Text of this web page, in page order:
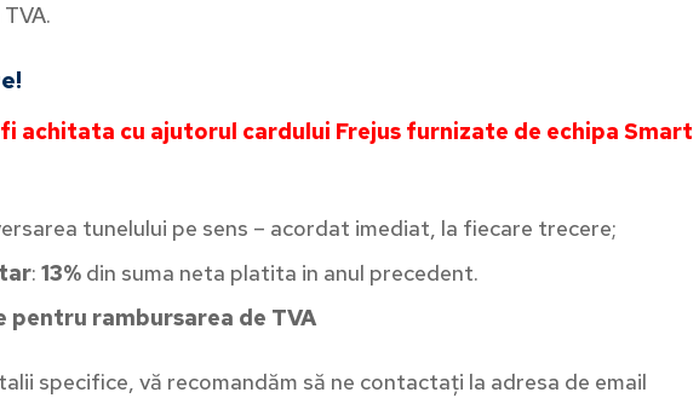
TVA.
achitata cu ajutorul cardului Frejus furnizate de echipa Smart
tunelului pe sens – acordat imediat, la fiecare trecere;
: 13% din suma neta platita in anul precedent.
pentru rambursarea de TVA
specifice, vă recomandăm să ne contactați la adresa de email